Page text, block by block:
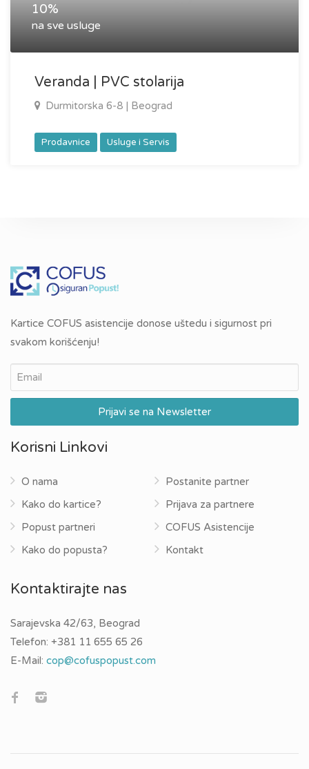
10%
na sve usluge
Veranda | PVC stolarija
Durmitorska 6-8 | Beograd
Prodavnice Usluge i Servis
Kartice COFUS asistencije donose uštedu i sigurnost pri
svakom korišćenju!
Korisni Linkovi
O nama
Kako do kartice?
Popust partneri
Kako do popusta?
Postanite partner
Prijava za partnere
COFUS Asistencije
Kontakt
Kontaktirajte nas
Sarajevska 42/63, Beograd
Telefon: +381 11 655 65 26
E-Mail: cop@cofuspopust.com